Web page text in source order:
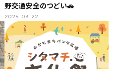
野交通安全のつどい🚗
2025.03.22